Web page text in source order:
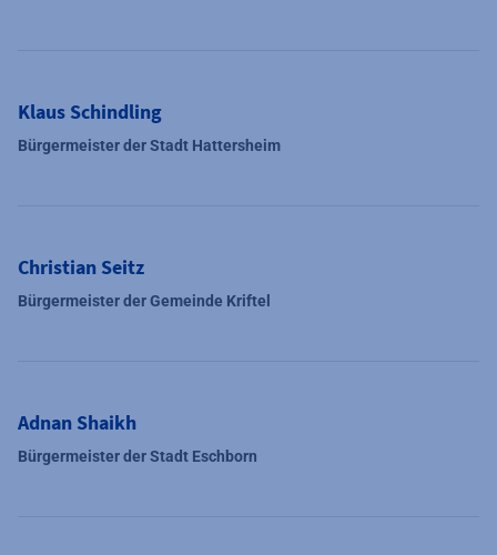
Klaus Schindling
Bürgermeister der Stadt Hattersheim
Christian Seitz
Bürgermeister der Gemeinde Kriftel
Adnan Shaikh
Bürgermeister der Stadt Eschborn